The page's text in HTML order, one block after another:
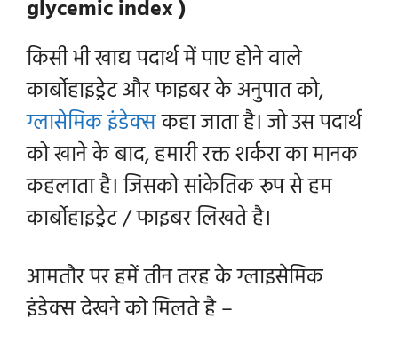
glycemic index )
किसी भी खाद्य पदार्थ में पाए होने वाले
कार्बोहाइड्रेट और फाइबर के अनुपात को,
ग्लासेमिक इंडेक्सकहा जाता है। जो उस पदार्थ
को खाने के बाद, हमारी रक्तशर्कराका मानक
कहलाता है। जिसको सांकेतिक रूप से हम
कार्बोहाइड्रेट / फाइबर लिखते है।
आमतौर पर हमें तीन तरह के ग्लाइसेमिक
इंडेक्स देखने को मिलते है –